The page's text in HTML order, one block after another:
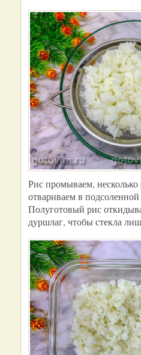
Рис промываем, несколько
отвариваем в
Полуготовый рис
дуршлаг, чтобы стекла